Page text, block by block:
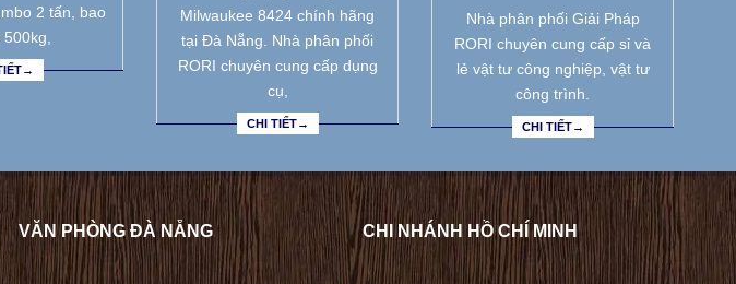
2 tấn, bao
Milwaukee 8424 chính hãng
tại Đà Nẵng. Nhà phân phối
RORI chuyên cung cấp dụng
cụ,
CHI TIẾT→
Nhà phân phối Giải Pháp
RORI chuyên cung cấp sỉ và
lẻ vật tư công nghiệp, vật tư
công trình.
CHI TIẾT→
VĂN PHÒNG ĐÀ NẴNG CHI NHÁNH HỒ CHÍ MINH